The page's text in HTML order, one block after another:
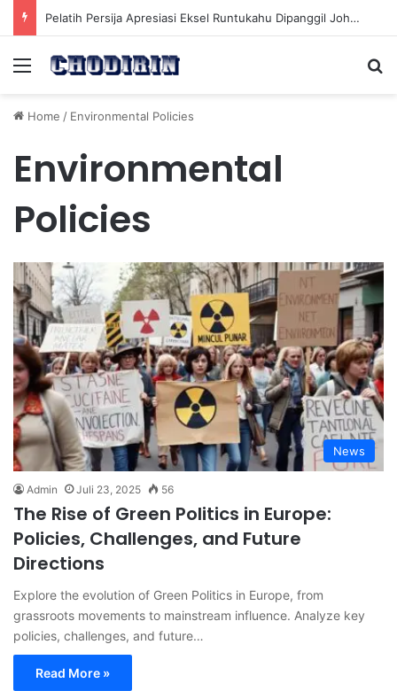
Pelatih Persija Apresiasi Eksel Runtukahu Dipanggil John Herdman, Pemain Asing Jadi Cadangan
Menu
Home / Environmental Policies
Environmental
Policies
News
Admin Juli 23, 2025 56
The Rise of Green Politics in Europe:
Policies, Challenges, and Future
Directions
Explore the evolution of Green Politics in Europe, from
grassroots movements to mainstream influence. Analyze key
policies, challenges, and future…
Read More »